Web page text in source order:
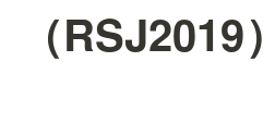
（RSJ2019）